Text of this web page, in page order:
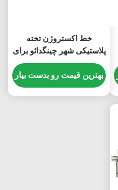
خط اکستروژن تخته
پلاستیکی شهر چینگدائو برای
تخته فوم پی وی سی با
محدوده طول 1000 تا 3000
میلی متر، طراحی فشرده و
بهترین قیمت رو بدست بیار